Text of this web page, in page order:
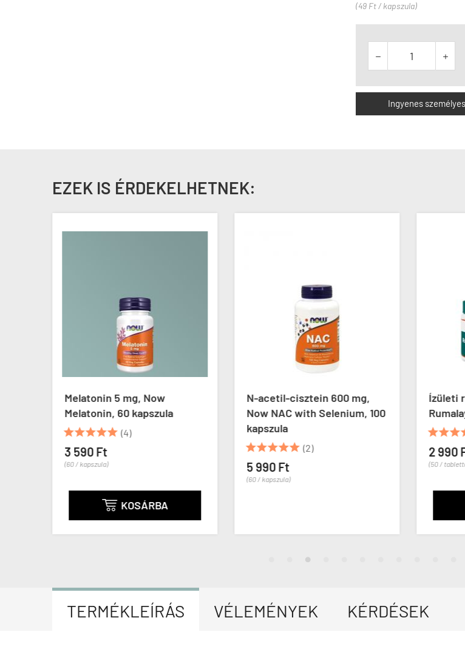
(49 Ft / kapszula)
 
Ingyenes
EZEK IS ÉRDEKELHETNEK:
Melatonin 5 mg, Now
Melatonin, 60 kapszula
 (4)
3 590 Ft
(60 / kapszula)
 KOSÁRBA
N-acetil-cisztein 600 mg,
Now NAC with Selenium, 100
kapszula
 (2)
5 990 Ft
(60 / kapszula)
Ízületi

2 990
(50 /
TERMÉKLEÍRÁS VÉLEMÉNYEK KÉRDÉSEK